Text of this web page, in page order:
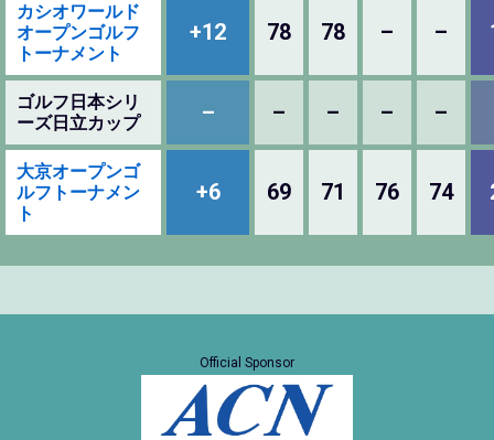
カシオワールド
オープンゴルフ
トーナメント
+12 78 78 – –
ゴルフ日本シリ
ーズ日立カップ
– – – – –
大京オープンゴ
ルフトーナメン
ト
+6 69 71 76 74
Official Sponsor